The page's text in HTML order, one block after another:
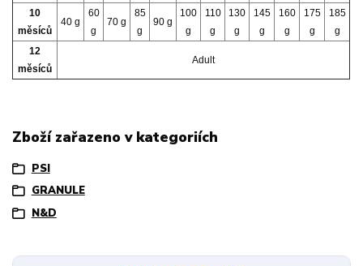
10
měsíců
40 g
60
g
70 g
85
g
90 g
100
g
110
g
130
g
145
g
160
g
175
g
185
g
12
měsíců
Adult
Zboží zařazeno v kategoriích
PSI
GRANULE
N&D